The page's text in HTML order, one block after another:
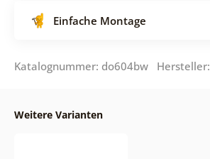
Einfache Montage
Katalognummer: do604bw Hersteller:
Weitere Varianten